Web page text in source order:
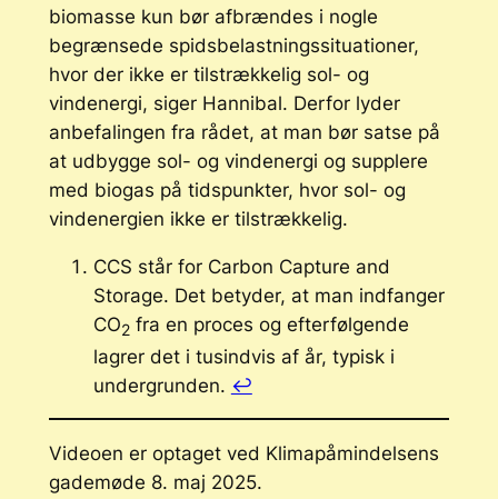
biomasse kun bør afbrændes i nogle
begrænsede spidsbelastningssituationer,
hvor der ikke er tilstrækkelig sol- og
vindenergi, siger Hannibal. Derfor lyder
anbefalingen fra rådet, at man bør satse på
at udbygge sol- og vindenergi og supplere
med biogas på tidspunkter, hvor sol- og
vindenergien ikke er tilstrækkelig.
CCS står for Carbon Capture and
Storage. Det betyder, at man indfanger
CO2fra en proces og efterfølgende
lagrer det i tusindvis af år, typisk i
undergrunden. ↩︎
Videoen er optaget ved Klimapåmindelsens
gademøde 8. maj 2025.